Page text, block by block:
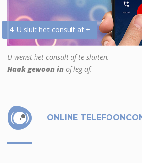
4. U sluit het consult af +
U wenst het consult af te sluiten.
Haak gewoon in of leg af.
ONLINE